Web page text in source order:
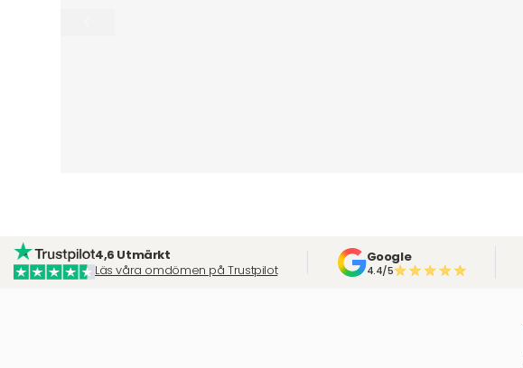
4,6 Utmärkt
Läs våra omdömen på Trustpilot
Google
4.4/5